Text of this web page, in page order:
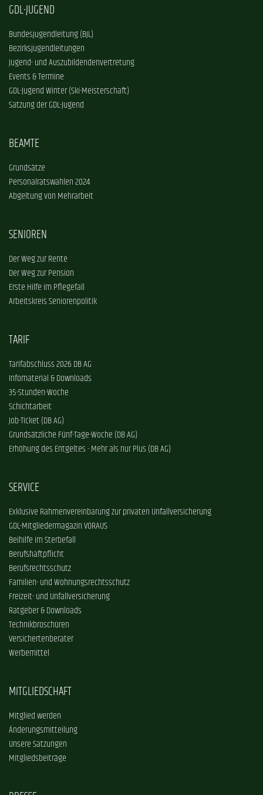
GDL-JUGEND
Bundesjugendleitung (BJL)
Bezirksjugendleitungen
Jugend- und Auszubildendenvertretung
Events & Termine
GDL-Jugend Winter (Ski-Meisterschaft)
Satzung der GDL-Jugend
BEAMTE
Grundsätze
Personalratswahlen 2024
Abgeltung von Mehrarbeit
SENIOREN
Der Weg zur Rente
Der Weg zur Pension
Erste Hilfe im Pflegefall
Arbeitskreis Seniorenpolitik
TARIF
Tarifabschluss 2026 DB AG
Infomaterial & Downloads
35-Stunden-Woche
Schichtarbeit
Job-Ticket (DB AG)
Grundsätzliche Fünf-Tage-Woche (DB AG)
Erhöhung des Entgeltes - Mehr als nur Plus (DB AG)
SERVICE
Exklusive Rahmenvereinbarung zur privaten Unfallversicherung
GDL-Mitgliedermagazin VORAUS
Beihilfe im Sterbefall
Berufshaftpflicht
Berufsrechtsschutz
Familien- und Wohnungsrechtsschutz
Freizeit- und Unfallversicherung
Ratgeber & Downloads
Technikbroschüren
Versichertenberater
Werbemittel
MITGLIEDSCHAFT
Mitglied werden
Änderungsmitteilung
Unsere Satzungen
Mitgliedsbeiträge